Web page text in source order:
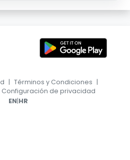
| Términos y Condiciones |
Configuración de privacidad
EN|HR